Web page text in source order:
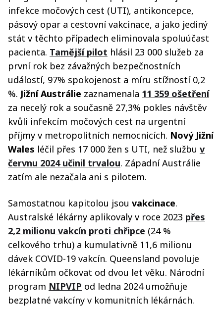
infekce močových cest (UTI), antikoncepce,
pásový opar a cestovní vakcinace, a jako jediný
stát v těchto případech eliminovala spoluúčast
pacienta. Tamější pilot hlásil 23 000 služeb za
první rok bez závažných bezpečnostních
událostí, 97% spokojenost a míru stížností 0,2
%. Jižní Austrálie zaznamenala 11 359 ošetření
za necelý rok a současně 27,3% pokles návštěv
kvůli infekcím močových cest na urgentní
příjmy v metropolitních nemocnicích. Nový Jižní
Wales léčil přes 17 000 žen s UTI, než službu v
červnu 2024 učinil trvalou. Západní Austrálie
zatím ale nezačala ani s pilotem.
Samostatnou kapitolou jsou vakcinace.
Australské lékárny aplikovaly v roce 2023 přes
2,2 milionu vakcín proti chřipce (24 %
celkového trhu) a kumulativně 11,6 milionu
dávek COVID-19 vakcín. Queensland povoluje
lékárníkům očkovat od dvou let věku. Národní
program NIPVIP od ledna 2024 umožňuje
bezplatné vakcíny v komunitních lékárnách.